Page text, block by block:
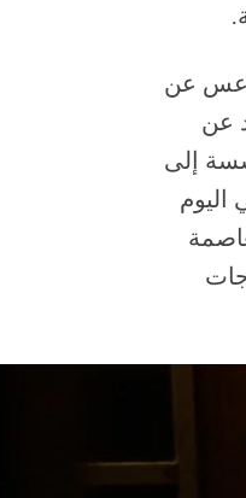
والتقاعس عن
عن
إلى
بها من 12 إلى 21 ساعة في اليوم
78% من احتياجات